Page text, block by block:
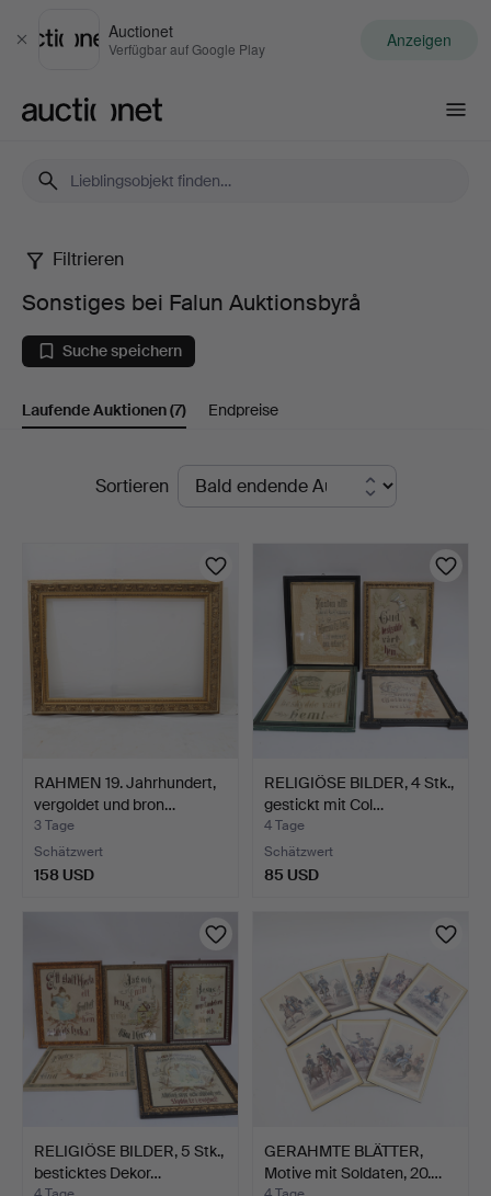
Schließen
Auctionet
Verfügbar auf Google Play Anzeigen
Sonstiges
bei
Falun
Auktionsbyrå
Filtrieren
Sonstiges bei Falun Auktionsbyrå
Suche speichern
Laufende Auktionen(7) Endpreise
LaufendeSortieren
RAHMEN 19. Jahrhundert,
vergoldet und bron…
3 Tage
Schätzwert
158 USD
RELIGIÖSE BILDER, 4 Stk.,
gestickt mit Col…
4 Tage
Schätzwert
85 USD
RELIGIÖSE BILDER, 5 Stk.,
besticktes Dekor…
GERAHMTE BLÄTTER,
Motive mit Soldaten, 20.…